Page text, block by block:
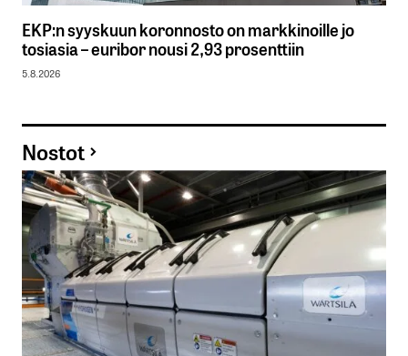
EKP:n syyskuun koronnosto on markkinoille jo
tosiasia – euribor nousi 2,93 prosenttiin
5.8.2026
Nostot